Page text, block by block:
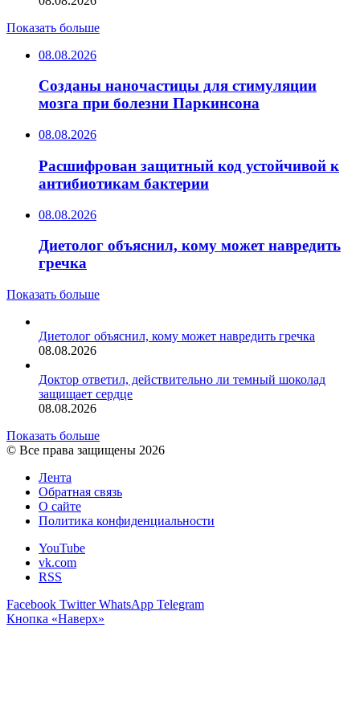
Показать больше
08.08.2026
Созданы наночастицы для стимуляции
мозга при болезни Паркинсона
08.08.2026
Расшифрован защитный код устойчивой к
антибиотикам бактерии
08.08.2026
Диетолог объяснил, кому может навредить
гречка
Показать больше
Диетолог объяснил, кому может навредить гречка
08.08.2026
Доктор ответил, действительно ли темный шоколад
защищает сердце
08.08.2026
Показать больше
© Все права защищены 2026
Лента
Обратная связь
О сайте
Политика конфиденциальности
YouTube
vk.com
RSS
Facebook Twitter WhatsApp Telegram
Кнопка «Наверх»